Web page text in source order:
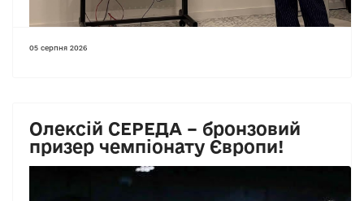
05 серпня 2026
Олексій СЕРЕДА – бронзовий
призер чемпіонату Європи!